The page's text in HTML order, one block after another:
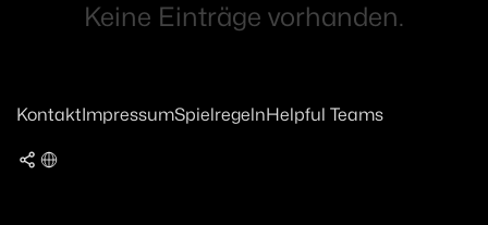
Keine Einträge vorhanden.
KontaktImpressumSpielregelnHelpful Teams